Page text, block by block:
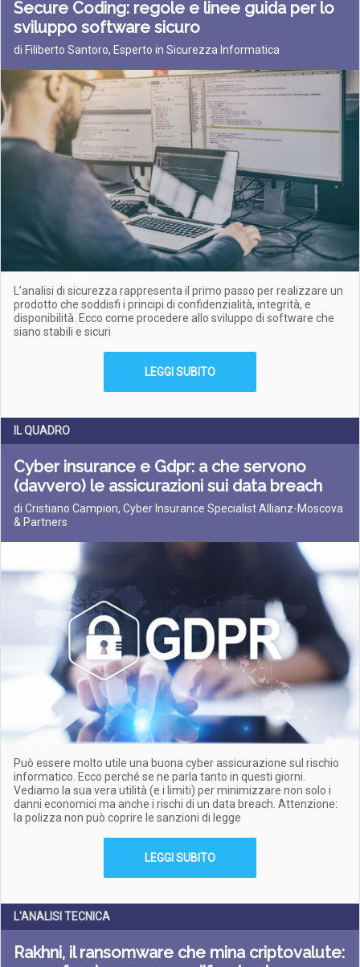
Secure Coding: regole e linee guida per lo
sviluppo software sicuro
di Filiberto Santoro, Esperto in Sicurezza Informatica
L’analisi di sicurezza rappresenta il primo passo per realizzare un
prodotto che soddisfi i principi di confidenzialità, integrità, e
disponibilità. Ecco come procedere allo sviluppo di software che
siano stabili e sicuri
LEGGI SUBITO
IL QUADRO
Cyber insurance e Gdpr: a che servono
(davvero) le assicurazioni sui data breach
di Cristiano Campion, Cyber Insurance Specialist Allianz-Moscova
& Partners
Può essere molto utile una buona cyber assicurazione sul rischio
informatico. Ecco perché se ne parla tanto in questi giorni.
Vediamo la sua vera utilità (e i limiti) per minimizzare non solo i
danni economici ma anche i rischi di un data breach. Attenzione:
la polizza non può coprire le sanzioni di legge
LEGGI SUBITO
L'ANALISI TECNICA
Rakhni, il ransomware che mina criptovalute: